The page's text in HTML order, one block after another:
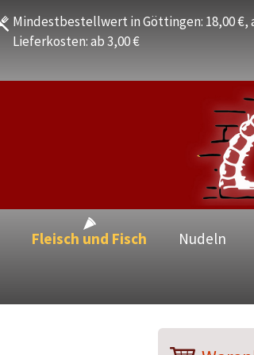
Mindestbestellwert in Göttingen: 18,00 €,
Lieferkosten: ab 3,00 €
Fleisch und Fisch Nudeln